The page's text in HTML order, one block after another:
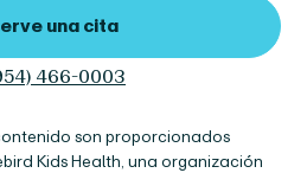
una cita
466-0003
son proporcionados
Kids Health, una organización